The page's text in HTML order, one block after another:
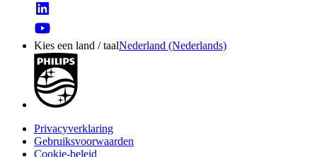
Kies een land / taalNederland (Nederlands)
Privacyverklaring
Gebruiksvoorwaarden
Cookie-beleid